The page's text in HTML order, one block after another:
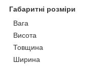
Габаритні розміри
Вага
Висота
Товщина
Ширина